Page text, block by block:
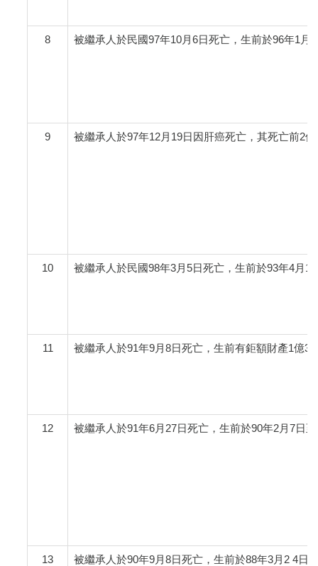
8 被繼承人於民國97年10月6日死亡，生前於96年1
9 被繼承人於97年12月19日因肝癌死亡，其死亡前2
10 被繼承人於民國98年3月5日死亡，生前於93年4月
11 被繼承人於91年9月8日死亡，生前有鉅額財產1億3
12 被繼承人於91年6月27日死亡，生前於90年2月7日
13 被繼承人於90年9月8日死亡，生前於88年3月2 4日